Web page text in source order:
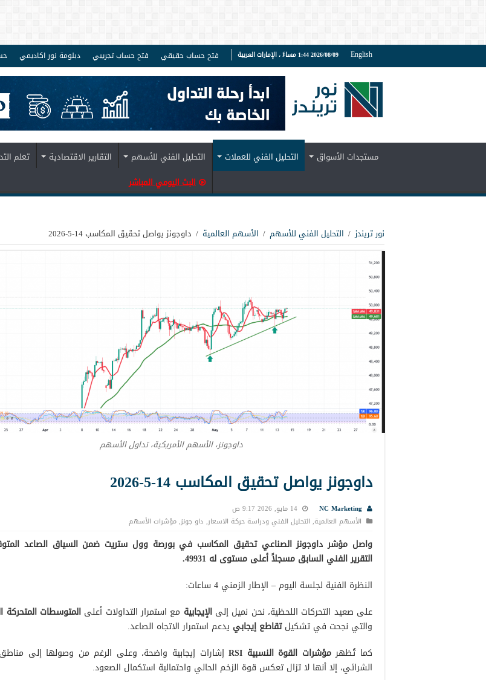
English 2026/08/09 1:44 مساءً ، الإمارات العربية فتح حساب حقيقي فتح حساب تجريبي دبلومة نور اكاديمي
مستجدات الأسواق التحليل الفني للعملات التحليل الفني للأسهم التقارير الاقتصادية تعلم
البث اليومي المباشر
نور تريندز / التحليل الفني للأسهم / الأسهم العالمية / داوجونز يواصل تحقيق المكاسب 14-5-2026
داوجونز، الأسهم الأمريكية، تداول الأسهم
داوجونز يواصل تحقيق المكاسب 14-5-2026
NC Marketing
14 مايو, 2026 9:17 ص
الأسهم العالمية, التحليل الفني ودراسة حركة الاسعار, داو جونز,مؤشرات الأسهم
واصل مؤشر داوجونز الصناعي تحقيق المكاسب في بورصة وول ستريت ضمن السياق الصاعد
التقرير الفني السابق مسجلاً أعلى مستوى له 49931.
النظرة الفنية لجلسة اليوم – الإطار الزمني 4 ساعات:
على صعيد التحركات اللحظية، نحن نميل إلىالإيجابية مع استمرار التداولات أعلى المتوسطات المتحركة
والتي نجحت في تشكيلتقاطع إيجابي يدعم استمرار الاتجاه الصاعد.
كما تُظهرمؤشرات القوة النسبية RSI
إشارات إيجابية واضحة، وعلى الرغم من وصولها إلى
الشرائي، إلا أنها لا تزال تعكس قوة الزخم الحالي واحتمالية استكمال الصعود.